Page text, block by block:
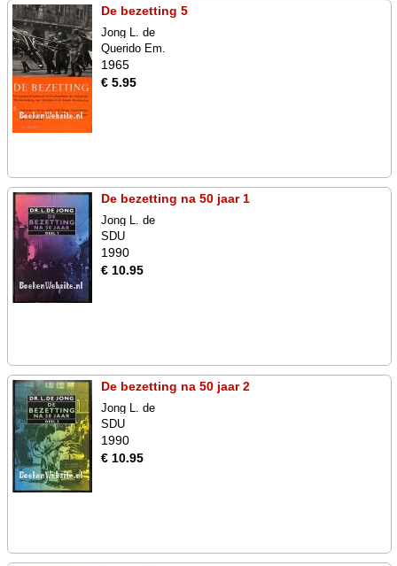
De bezetting 5
Jong L. de
Querido Em.
1965
€ 5.95
De bezetting na 50 jaar 1
Jong L. de
SDU
1990
€ 10.95
De bezetting na 50 jaar 2
Jong L. de
SDU
1990
€ 10.95